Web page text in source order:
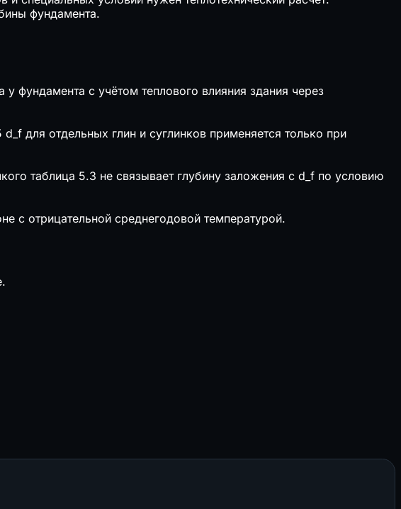
фундамента.
фундамента с учётом теплового влияния здания через
для отдельных глин и суглинков применяется только при
таблица 5.3 не связывает глубину заложения с d_f по условию
с отрицательной среднегодовой температурой.